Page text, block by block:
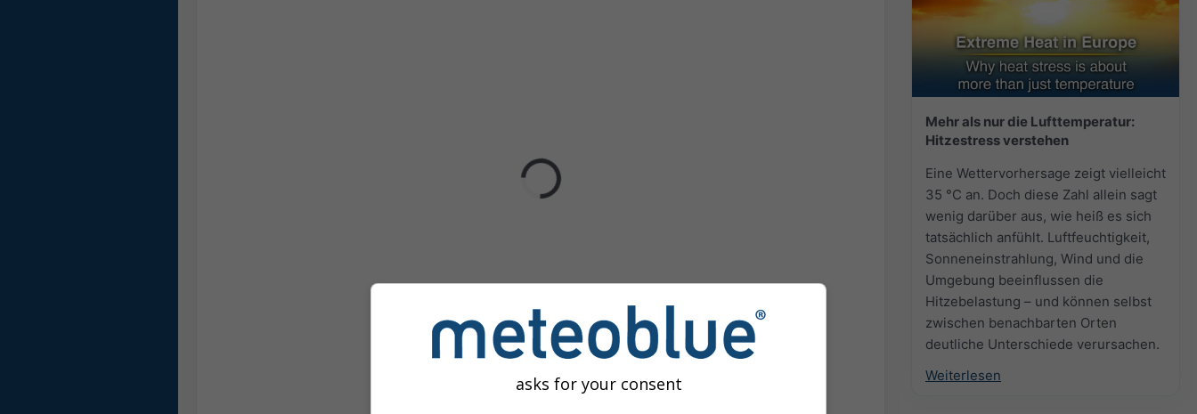
Mehr als nur die Lufttemperatur:
Hitzestress verstehen
Eine Wettervorhersage zeigt vielleicht
35 °C an. Doch diese Zahl allein sagt
wenig darüber aus, wie heiß es sich
tatsächlich anfühlt. Luftfeuchtigkeit,
Sonneneinstrahlung, Wind und die
Umgebung beeinflussen die
Hitzebelastung – und können selbst
zwischen benachbarten Orten
deutliche Unterschiede verursachen.
Weiterlesen
asks for your consent